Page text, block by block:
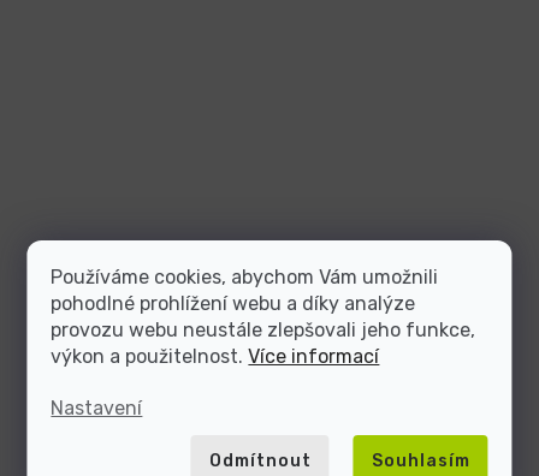
Používáme cookies, abychom Vám umožnili
pohodlné prohlížení webu a díky analýze
provozu webu neustále zlepšovali jeho funkce,
výkon a použitelnost.Více informací
Nastavení
Odmítnout Souhlasím